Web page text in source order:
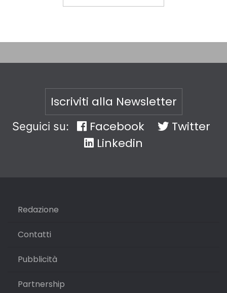
Iscriviti alla Newsletter
Seguici su: Facebook
Twitter
Linkedin
Redazione
Contatti
Pubblicità
Partnership